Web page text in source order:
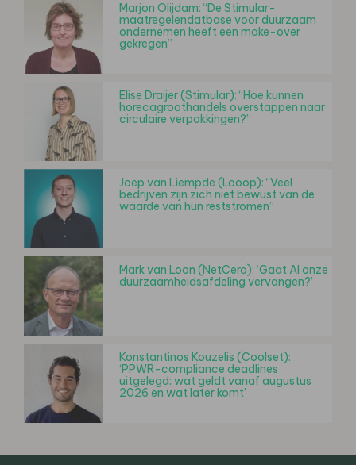
Marjon Olijdam: “De Stimular-
maatregelendatbase voor duurzaam
ondernemen heeft een make-over
gekregen”
Elise Draijer (Stimular): “Hoe kunnen
horecagroothandels overstappen naar
circulaire verpakkingen?”
Joep van Liempde (Looop): “Veel
bedrijven zijn zich niet bewust van de
waarde van hun reststromen”
Mark van Loon (NetCero): ‘Gaat AI onze
duurzaamheidsafdeling vervangen?’
Konstantinos Kouzelis (Coolset):
‘PPWR-compliance deadlines
uitgelegd: wat geldt vanaf augustus
2026 en wat later komt’